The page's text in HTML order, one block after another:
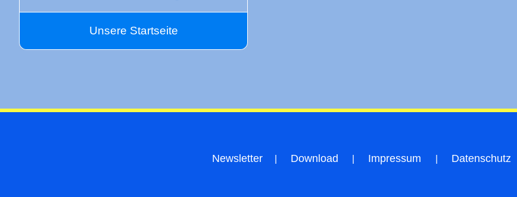
Unsere Startseite
Newsletter Download Impressum Datenschutz